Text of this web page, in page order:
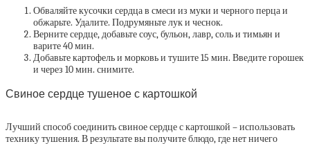
Обваляйте кусочки сердца в смеси из муки и черного перца и
обжарьте. Удалите. Подрумяньте лук и чеснок.
Верните сердце, добавьте соус, бульон, лавр, соль и тимьян и
варите 40 мин.
Добавьте картофель и морковь и тушите 15 мин. Введите горошек
и через 10 мин. снимите.
Свиное сердце тушеное с картошкой
Лучший способ соединить свиное сердце с картошкой – использовать
технику тушения. В результате вы получите блюдо, где нет ничего